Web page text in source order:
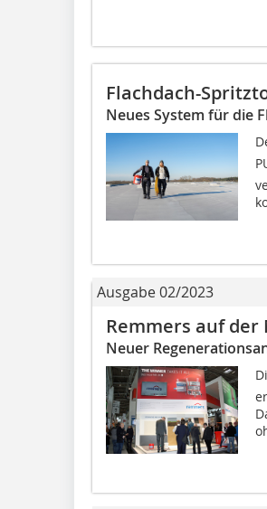
Flachdach-
Neues System für die
Ausgabe 02/2023
Remmers auf der
Neuer